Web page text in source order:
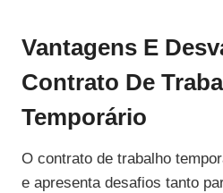
Vantagens E
Contrato De
Temporário
O contrato de trabalho
e apresenta desafios tanto